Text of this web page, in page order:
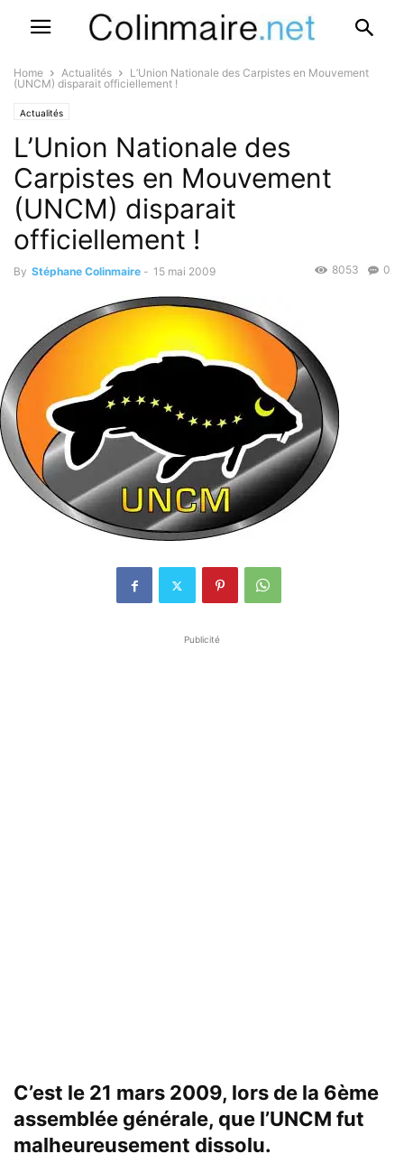
Home Actualités
L’Union Nationale des Carpistes en Mouvement
(UNCM) disparait officiellement !
Actualités
L’Union Nationale des
Carpistes en Mouvement
(UNCM) disparait
officiellement !
By Stéphane Colinmaire - 15 mai 2009 0
8053
Publicité
C’est le 21 mars 2009, lors de la 6ème
assemblée générale, que l’UNCM fut
malheureusement dissolu.